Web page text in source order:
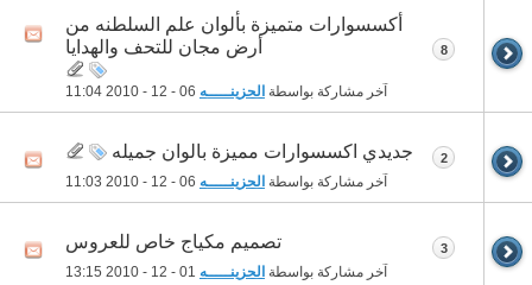
أكسسوارات متميزة بألوان علم السلطنه من
أرض مجان للتحف والهدايا
آخر مشاركة بواسطة الحزينـــــه 11:04
8
جديدي اكسسوارات مميزة بالوان جميله
آخر مشاركة بواسطة الحزينـــــه 11:03
2
تصميم مكياج خاص للعروس
آخر مشاركة بواسطة الحزينـــــه 13:15
3